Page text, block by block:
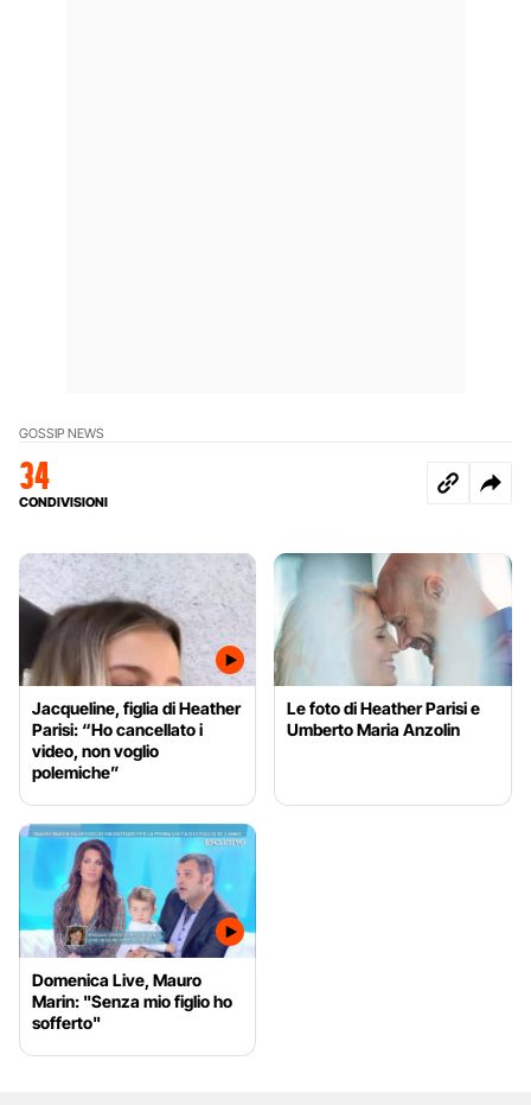
GOSSIP NEWS
34
CONDIVISIONI
Jacqueline, figlia di Heather
Parisi: “Ho cancellato i
video, non voglio
polemiche”
Le foto di Heather Parisi e
Umberto Maria Anzolin
Domenica Live, Mauro
Marin: "Senza mio figlio ho
sofferto"